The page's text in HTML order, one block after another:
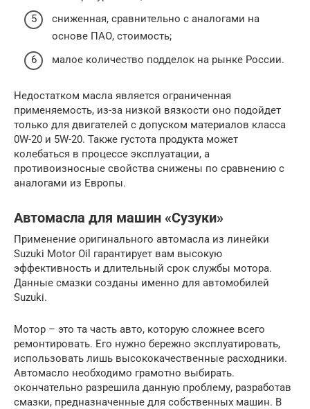
сниженная, сравнительно с аналогами на
основе ПАО, стоимость;
малое количество подделок на рынке России.
Недостатком масла является ограниченная
применяемость, из-за низкой вязкости оно подойдет
только для двигателей с допуском материалов класса
0W-20 и 5W-20. Также густота продукта может
колебаться в процессе эксплуатации, а
противоизносные свойства снижены по сравнению с
аналогами из Европы.
Автомасла для машин «Сузуки»
Применение оригинального автомасла из линейки
Suzuki Motor Oil гарантирует вам высокую
эффективность и длительный срок службы мотора.
Данные смазки созданы именно для автомобилей
Suzuki.
Мотор – это та часть авто, которую сложнее всего
ремонтировать. Его нужно бережно эксплуатировать,
использовать лишь высококачественные расходники.
Автомасло необходимо грамотно выбирать.
окончательно разрешила данную проблему, разработав
смазки, предназначенные для собственных машин. В